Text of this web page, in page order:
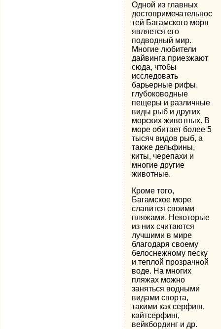
Одной из главных
достопримечательнос
тей Багамского моря
является его
подводный мир.
Многие любители
дайвинга приезжают
сюда, чтобы
исследовать
барьерные рифы,
глубоководные
пещеры и различные
виды рыб и других
морских животных. В
море обитает более 5
тысяч видов рыб, а
также дельфины,
киты, черепахи и
многие другие
животные.
Кроме того,
Багамское море
славится своими
пляжами. Некоторые
из них считаются
лучшими в мире
благодаря своему
белоснежному песку
и теплой прозрачной
воде. На многих
пляжах можно
заняться водными
видами спорта,
такими как серфинг,
кайтсерфинг,
вейкбординг и др.